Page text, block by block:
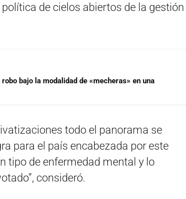
de cielos abiertos de la gestión
bajo la modalidad de «mecheras» en una
todo el panorama se
para el país encabezada por este
tipo de enfermedad mental y lo
consideró.